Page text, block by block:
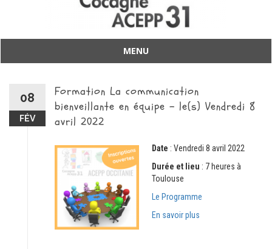
MENU
contenu08
FÉV
Formation La communication
bienveillante en équipe – le(s) Vendredi 8
avril 2022
Date : Vendredi 8 avril 2022
Durée et lieu : 7 heures à
Toulouse
Le Programme
En savoir plus